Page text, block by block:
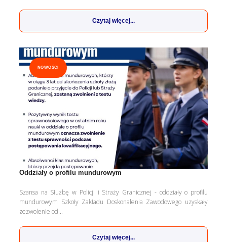
Czytaj więcej...
NOWOŚCI
Oddziały o profilu mundurowym
Szansa na Służbę w Policji i Straży Granicznej - oddziały o profilu
mundurowym Szkoły Zakładu Doskonalenia Zawodowego uzyskały
zezwolenie od...
Czytaj więcej...